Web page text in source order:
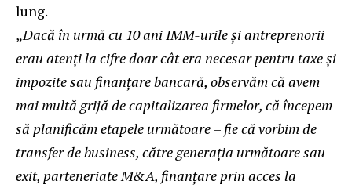
lung.
„Dacă în urmă cu 10 ani IMM-urile și antreprenorii
erau atenți la cifre doar cât era necesar pentru taxe și
impozite sau finanțare bancară, observăm că avem
mai multă grijă de capitalizarea firmelor, că începem
să planificăm etapele următoare – fie că vorbim de
transfer de business, către generația următoare sau
exit, parteneriate M&A, finanțare prin acces la